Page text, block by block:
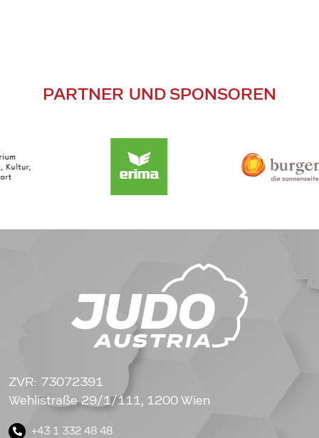
PARTNER UND SPONSOREN
ZVR: 73072391
Wehlistraße 29/1/111, 1200 Wien
+43 1 332 48 48